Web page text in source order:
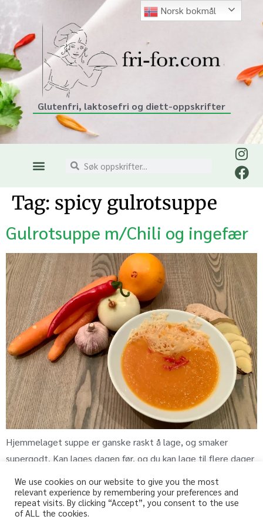
Glutenfri, laktosefri og diett-oppskrifter
Tag: spicy gulrotsuppe
Gulrotsuppe m/Chili og ingefær
Hjemmelaget suppe er ganske raskt å lage, og smaker
supergodt. Kan lages dagen før, og du kan lage til flere dager
fri-for.no
We use cookies on our website to give you the most
relevant experience by remembering your preferences and
repeat visits. By clicking “Accept”, you consent to the use
of ALL the cookies.
Norsk bokmål